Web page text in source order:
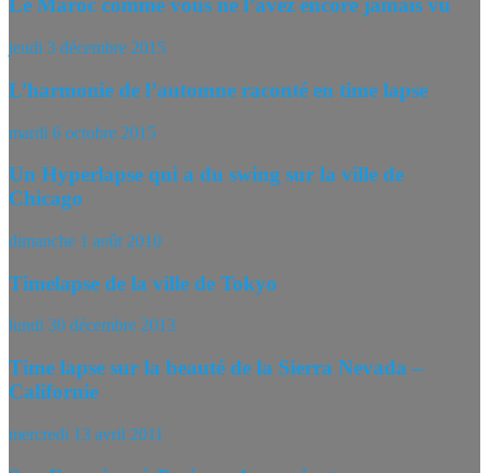
Le Maroc comme vous ne l’avez encore jamais vu
jeudi 3 décembre 2015
L’harmonie de l’automne raconté en time lapse
mardi 6 octobre 2015
Un Hyperlapse qui a du swing sur la ville de
Chicago
dimanche 1 août 2010
Timelapse de la ville de Tokyo
lundi 30 décembre 2013
Time lapse sur la beauté de la Sierra Nevada –
Californie
mercredi 13 avril 2011